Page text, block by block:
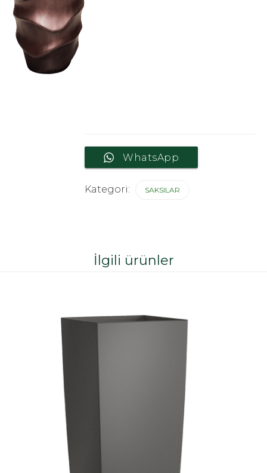
WhatsApp
Kategori: SAKSILAR
İlgili ürünler